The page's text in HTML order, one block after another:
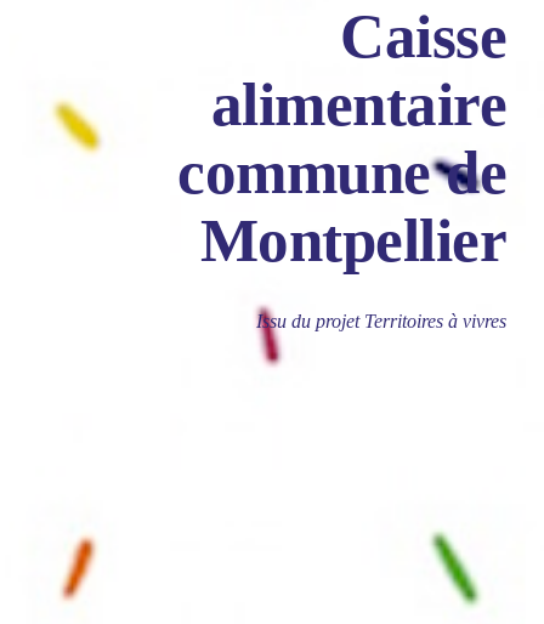
Caisse
alimentaire
commune de
Montpellier
Issu du projet Territoires à vivres